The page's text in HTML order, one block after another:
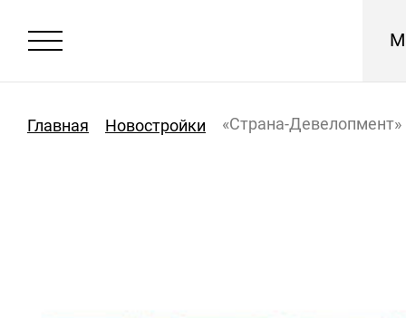
Главная Новостройки «Страна-Девелопмент»